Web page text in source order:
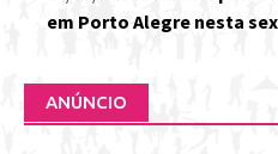
em Porto Alegre nesta
ANÚNCIO